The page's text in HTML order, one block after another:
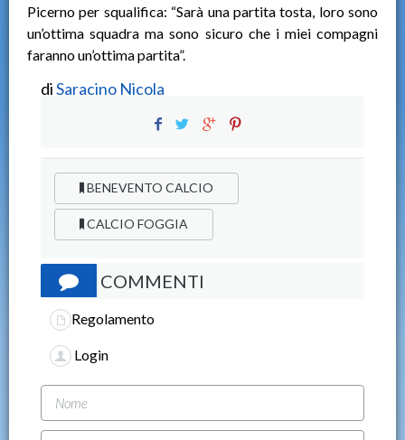
Picerno per squalifica: “Sarà una partita tosta, loro sono
un’ottima squadra ma sono sicuro che i miei compagni
faranno un’ottima partita”.
diSaracino Nicola
BENEVENTO CALCIO
CALCIO FOGGIA
COMMENTI
Regolamento
Login